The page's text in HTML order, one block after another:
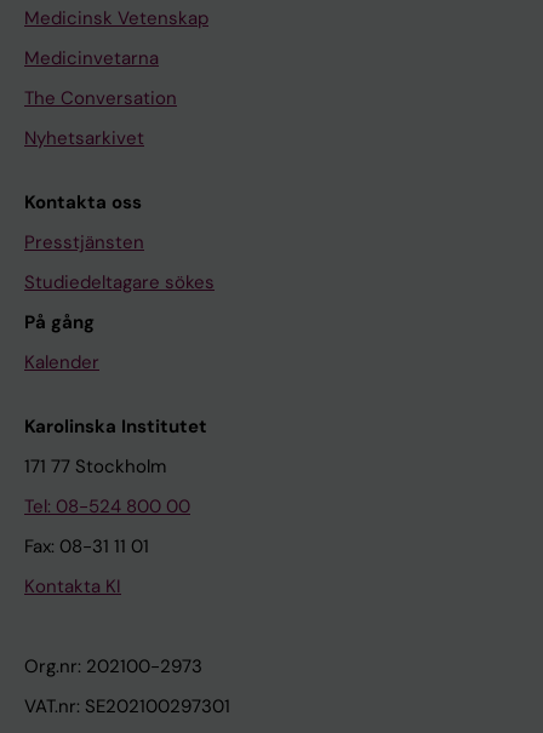
Medicinsk Vetenskap
Medicinvetarna
The Conversation
Nyhetsarkivet
Kontakta oss
Presstjänsten
Studiedeltagare sökes
På gång
Kalender
Karolinska Institutet
171 77 Stockholm
Tel: 08-524 800 00
Fax: 08-31 11 01
Kontakta KI
Org.nr: 202100-2973
VAT.nr: SE202100297301